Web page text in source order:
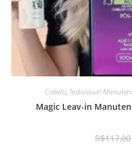
Cabelo, Individual
Magic Leav-in
R$117,00